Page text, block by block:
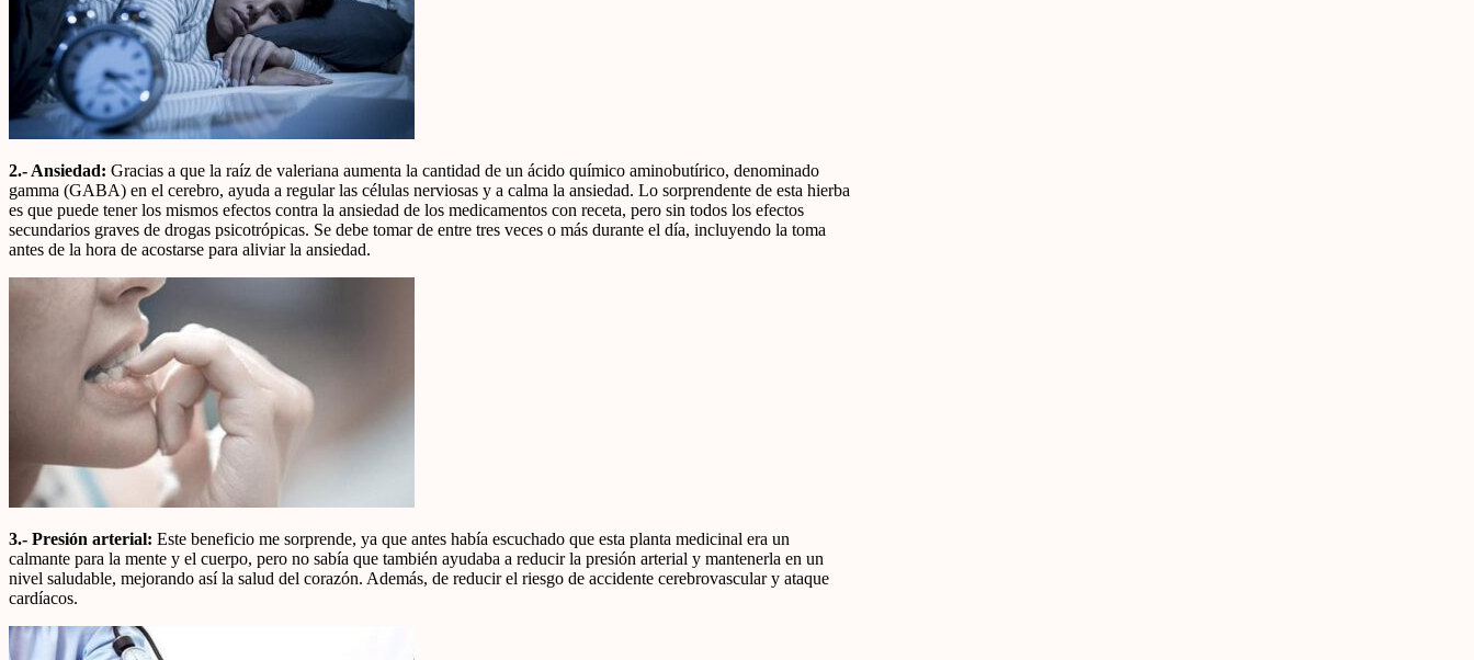
2.- Ansiedad: Gracias a que la raíz de valeriana aumenta la cantidad de un ácido químico aminobutírico, denominado
gamma (GABA) en el cerebro, ayuda a regular las células nerviosas y a calma la ansiedad. Lo sorprendente de esta hierba
es que puede tener los mismos efectos contra la ansiedad de los medicamentos con receta, pero sin todos los efectos
secundarios graves de drogas psicotrópicas. Se debe tomar de entre tres veces o más durante el día, incluyendo la toma
antes de la hora de acostarse para aliviar la ansiedad.
3.- Presión arterial: Este beneficio me sorprende, ya que antes había escuchado que esta planta medicinal era un
calmante para la mente y el cuerpo, pero no sabía que también ayudaba a reducir la presión arterial y mantenerla en un
nivel saludable, mejorando así la salud del corazón. Además, de reducir el riesgo de accidente cerebrovascular y ataque
cardíacos.